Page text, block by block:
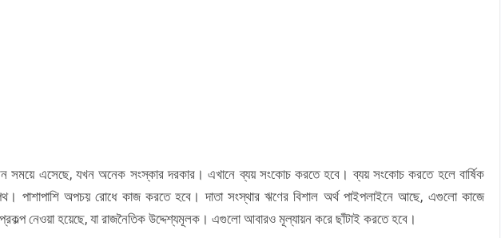
সময়ে এসেছে, যখন অনেক সংস্কার দরকার। এখানে ব্যয় সংকোচ করতে হবে। ব্যয় সংকোচ করতে হলে বার্ষিক
পাশাপাশি অপচয় রোধে কাজ করতে হবে। দাতা সংস্থার ঋণের বিশাল অর্থ পাইপলাইনে আছে, এগুলো কাজে
নেওয়া হয়েছে, যা রাজনৈতিক উদ্দেশ্যমূলক। এগুলো আবারও মূল্যায়ন করে ছাঁটাই করতে হবে।